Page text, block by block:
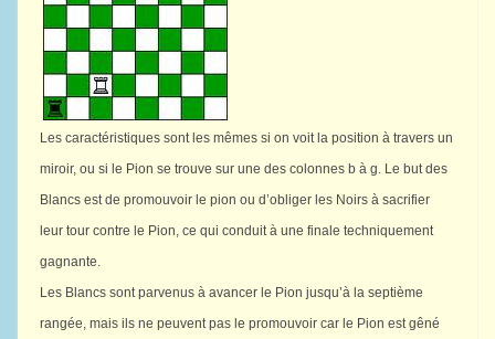
Les caractéristiques sont les mêmes si on voit la position à travers un
miroir, ou si le Pion se trouve sur une des colonnes b à g. Le but des
Blancs est de promouvoir le pion ou d’obliger les Noirs à sacrifier
leur tour contre le Pion, ce qui conduit à une finale techniquement
gagnante.
Les Blancs sont parvenus à avancer le Pion jusqu’à la septième
rangée, mais ils ne peuvent pas le promouvoir car le Pion est gêné